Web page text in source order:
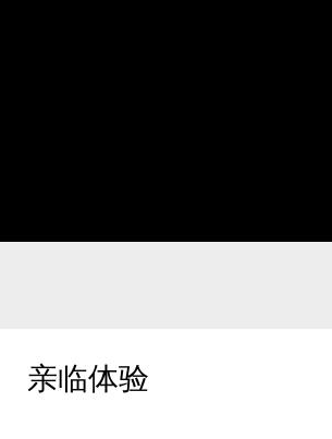
亲临体验